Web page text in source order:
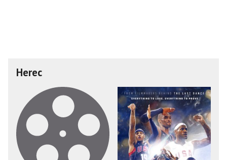
Herec